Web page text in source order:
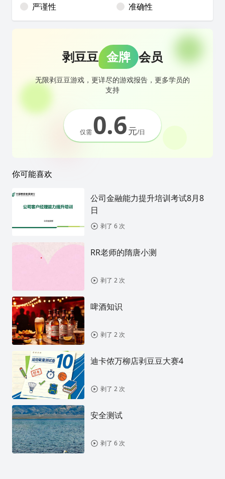
严谨性
准确性
剥豆豆 金牌 会员
无限剥豆豆游戏，更详尽的游戏报告，更多学员的
支持
仅需0.6元/日
你可能喜欢
公司金融能力提升培训考试8月8
日
剥了 6 次
RR老师的隋唐小测
剥了 2 次
啤酒知识
剥了 2 次
迪卡侬万柳店剥豆豆大赛4
剥了 2 次
安全测试
剥了 6 次